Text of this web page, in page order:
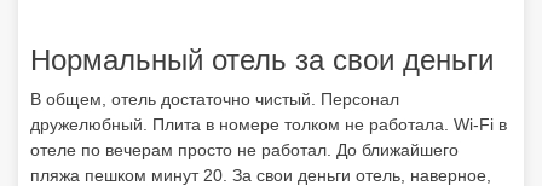
Нормальный отель за свои деньги
В общем, отель достаточно чистый. Персонал
дружелюбный. Плита в номере толком не работала. Wi-Fi в
отеле по вечерам просто не работал. До ближайшего
пляжа пешком минут 20. За свои деньги отель, наверное,